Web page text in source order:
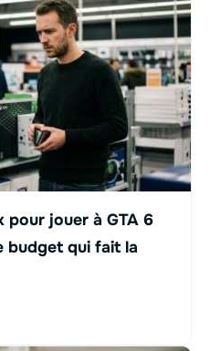
pour jouer à GTA 6
budget qui fait la